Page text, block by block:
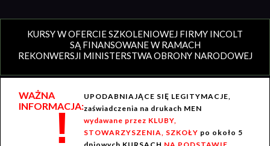
KURSY W OFERCIE SZKOLENIOWEJ FIRMY INCOLT
SĄ FINANSOWANE W RAMACH
REKONWERSJI MINISTERSTWA OBRONY NARODOWEJ
WAŻNA
INFORMACJA:
!
UPODABNIAJĄCE SIĘ LEGITYMACJE,
zaświadczenia na drukach MEN
wydawane przez KLUBY,
STOWARZYSZENIA, SZKOŁY po około 5